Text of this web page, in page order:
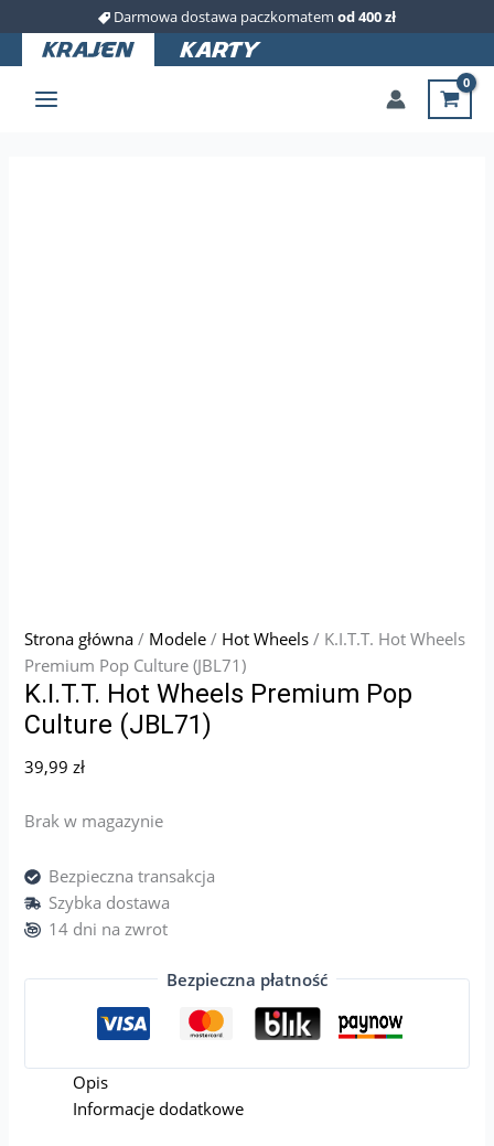
do
treści
Darmowa dostawa paczkomatem od 400 zł
Strona główna / Modele / Hot Wheels / K.I.T.T. Hot Wheels
Premium Pop Culture (JBL71)
K.I.T.T. Hot Wheels Premium Pop
Culture (JBL71)
39,99zł
Brak w magazynie
Bezpieczna transakcja
Szybka dostawa
14 dni na zwrot
Bezpieczna płatność
Opis
Informacje dodatkowe